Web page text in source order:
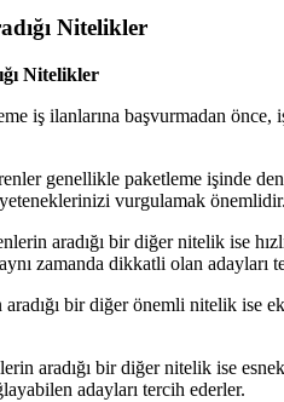
Nitelikler
Nitelikler
iş ilanlarına başvurmadan
genellikle paketleme işinde
vurgulamak önemlidir.
aradığı bir diğer nitelik ise
zamanda dikkatli olan adayları
bir diğer önemli nitelik ise
aradığı bir diğer nitelik ise
adayları tercih ederler.